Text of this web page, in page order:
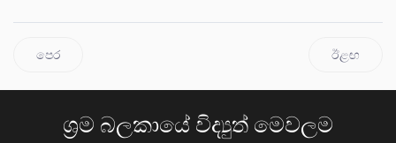
පෙර ඊළඟ
ශ්‍රම බලකායේ විද්‍යුත් මෙවලම